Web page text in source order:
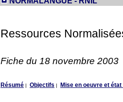
Ressources
Fiche du 18 novembre 2003
Résumé | Objectifs | Mise en oeuvre et